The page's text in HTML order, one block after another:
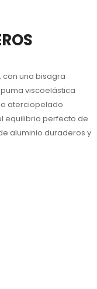
una bisagra
viscoelástica
aterciopelado
equilibrio perfecto de
aluminio duraderos y